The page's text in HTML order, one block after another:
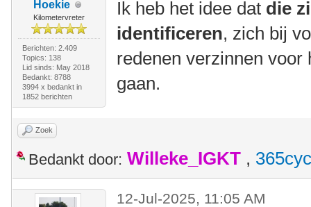
Hoekie
Kilometervreter
Berichten: 2.409
Topics: 138
Lid sinds: May 2018
Bedankt: 8788
3994 x bedankt in
1852 berichten
Ik heb het idee dat die
identificeren, zich bij
redenen verzinnen voor
gaan.
Zoek
Bedankt door: Willeke_IGKT ,
12-Jul-2025, 11:05 AM